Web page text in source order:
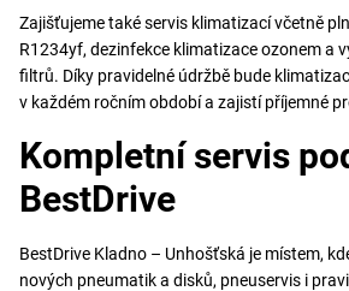
Zajišťujeme také servis klimatizací včetně
R1234yf, dezinfekce klimatizace ozonem a
filtrů. Díky pravidelné údržbě bude
v každém ročním období a zajistí příjemné
Kompletní servis
BestDrive
BestDrive Kladno – Unhošťská je místem,
nových pneumatik a disků, pneuservis i